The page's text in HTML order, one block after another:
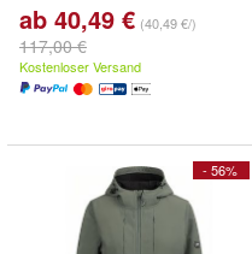
ab 40,49 € (40,49 €/)
117,00 €
Kostenloser Versand
- 56%